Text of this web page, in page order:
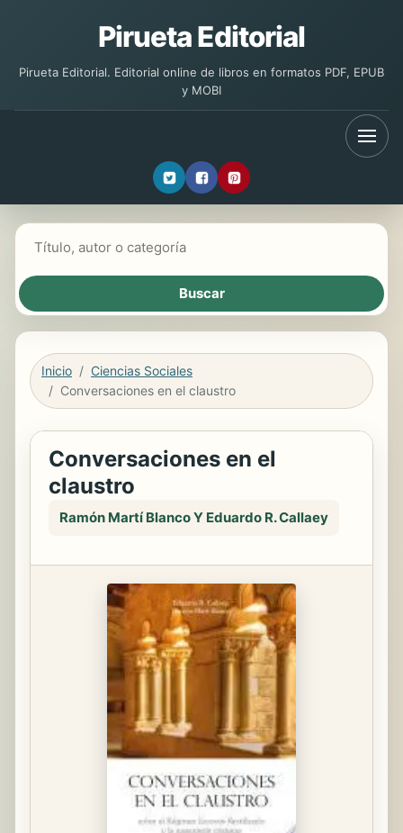
Pirueta Editorial
Pirueta Editorial. Editorial online de libros en formatos PDF, EPUB
y MOBI
Inicio
Ciencias Sociales
Conversaciones en el claustro
Conversaciones en el
claustro
Ramón Martí Blanco Y Eduardo R. Callaey